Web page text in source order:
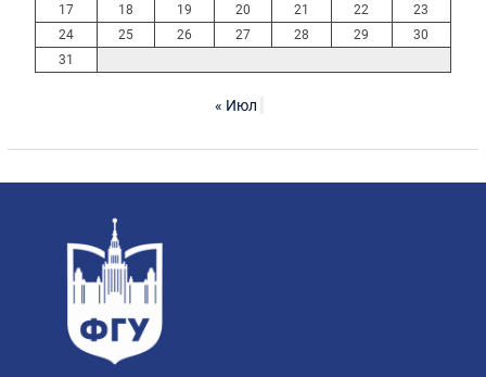
17
18 19 20 21 22
23
24
25 26 27 28 29
30
31
« Июл